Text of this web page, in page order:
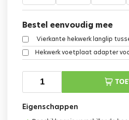
Bestel eenvoudig mee
Eigenschappen